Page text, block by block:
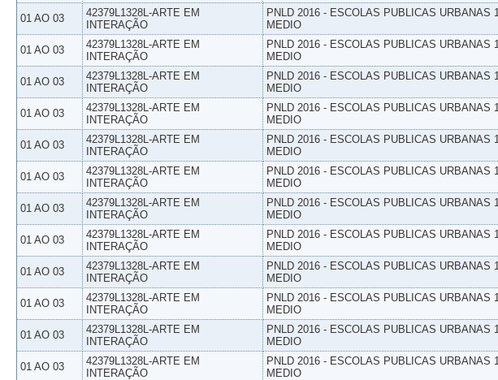
01 AO 03
42379L1328L-ARTE EM
INTERAÇÃO
PNLD 2016 - ESCOLAS PUBLICAS URBANAS
MEDIO
01 AO 03
42379L1328L-ARTE EM
INTERAÇÃO
PNLD 2016 - ESCOLAS PUBLICAS URBANAS
MEDIO
01 AO 03
42379L1328L-ARTE EM
INTERAÇÃO
PNLD 2016 - ESCOLAS PUBLICAS URBANAS
MEDIO
01 AO 03
42379L1328L-ARTE EM
INTERAÇÃO
PNLD 2016 - ESCOLAS PUBLICAS URBANAS
MEDIO
01 AO 03
42379L1328L-ARTE EM
INTERAÇÃO
PNLD 2016 - ESCOLAS PUBLICAS URBANAS
MEDIO
01 AO 03
42379L1328L-ARTE EM
INTERAÇÃO
PNLD 2016 - ESCOLAS PUBLICAS URBANAS
MEDIO
01 AO 03
42379L1328L-ARTE EM
INTERAÇÃO
PNLD 2016 - ESCOLAS PUBLICAS URBANAS
MEDIO
01 AO 03
42379L1328L-ARTE EM
INTERAÇÃO
PNLD 2016 - ESCOLAS PUBLICAS URBANAS
MEDIO
01 AO 03
42379L1328L-ARTE EM
INTERAÇÃO
PNLD 2016 - ESCOLAS PUBLICAS URBANAS
MEDIO
01 AO 03
42379L1328L-ARTE EM
INTERAÇÃO
PNLD 2016 - ESCOLAS PUBLICAS URBANAS
MEDIO
01 AO 03
42379L1328L-ARTE EM
INTERAÇÃO
PNLD 2016 - ESCOLAS PUBLICAS URBANAS
MEDIO
01 AO 03
42379L1328L-ARTE EM
INTERAÇÃO
PNLD 2016 - ESCOLAS PUBLICAS URBANAS
MEDIO